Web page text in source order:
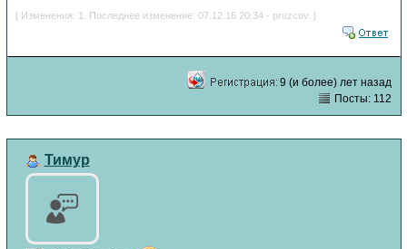
[ Изменения: 1. Последнее изменение: 07.12.16 20:34 - pruzcov. ]
9 (и более) лет назад
Посты: 112
Тимур